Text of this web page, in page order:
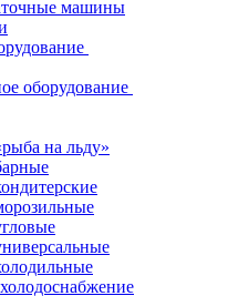
машины
оборудование
на льду»